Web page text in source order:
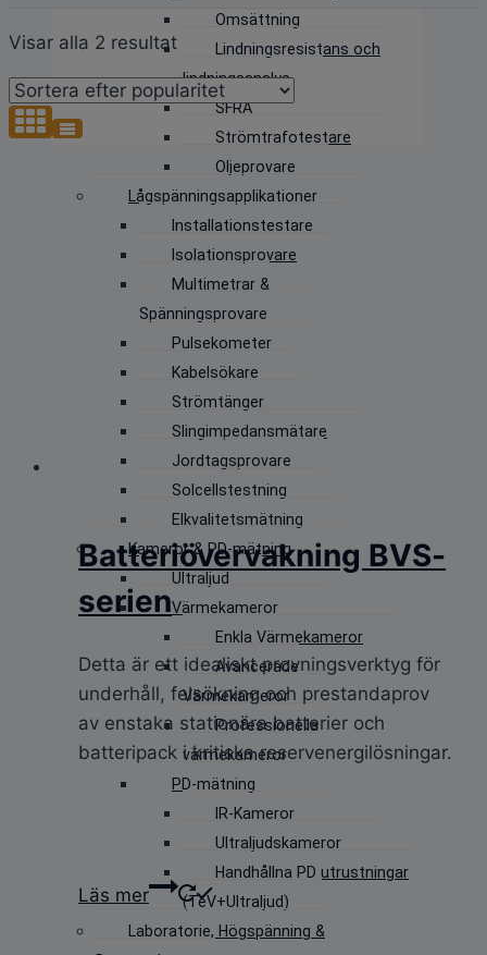
Omsättning
Lindningsresistans och
lindningsanalys
SFRA
Strömtrafotestare
Oljeprovare
Lågspänningsapplikationer
Installationstestare
Isolationsprovare
Multimetrar &
Spänningsprovare
Pulsekometer
Kabelsökare
Strömtänger
Slingimpedansmätare
Jordtagsprovare
Solcellstestning
Elkvalitetsmätning
Kameror & PD-mätning
Ultraljud
Värmekameror
Enkla Värmekameror
Avancerade
Värmekameror
Professionella
värmekameror
PD-mätning
IR-Kameror
Ultraljudskameror
Handhållna PD utrustningar
(TeV+Ultraljud)
Laboratorie, Högspänning &
Visar alla 2 resultatSortera
efter
popularitet
Batteriövervakning BVS-
serien
Detta är ett idealiskt provningsverktyg för
underhåll, felsökning och prestandaprov
av enstaka stationära batterier och
batteripack i kritiska reservenergilösningar.
Läs mer